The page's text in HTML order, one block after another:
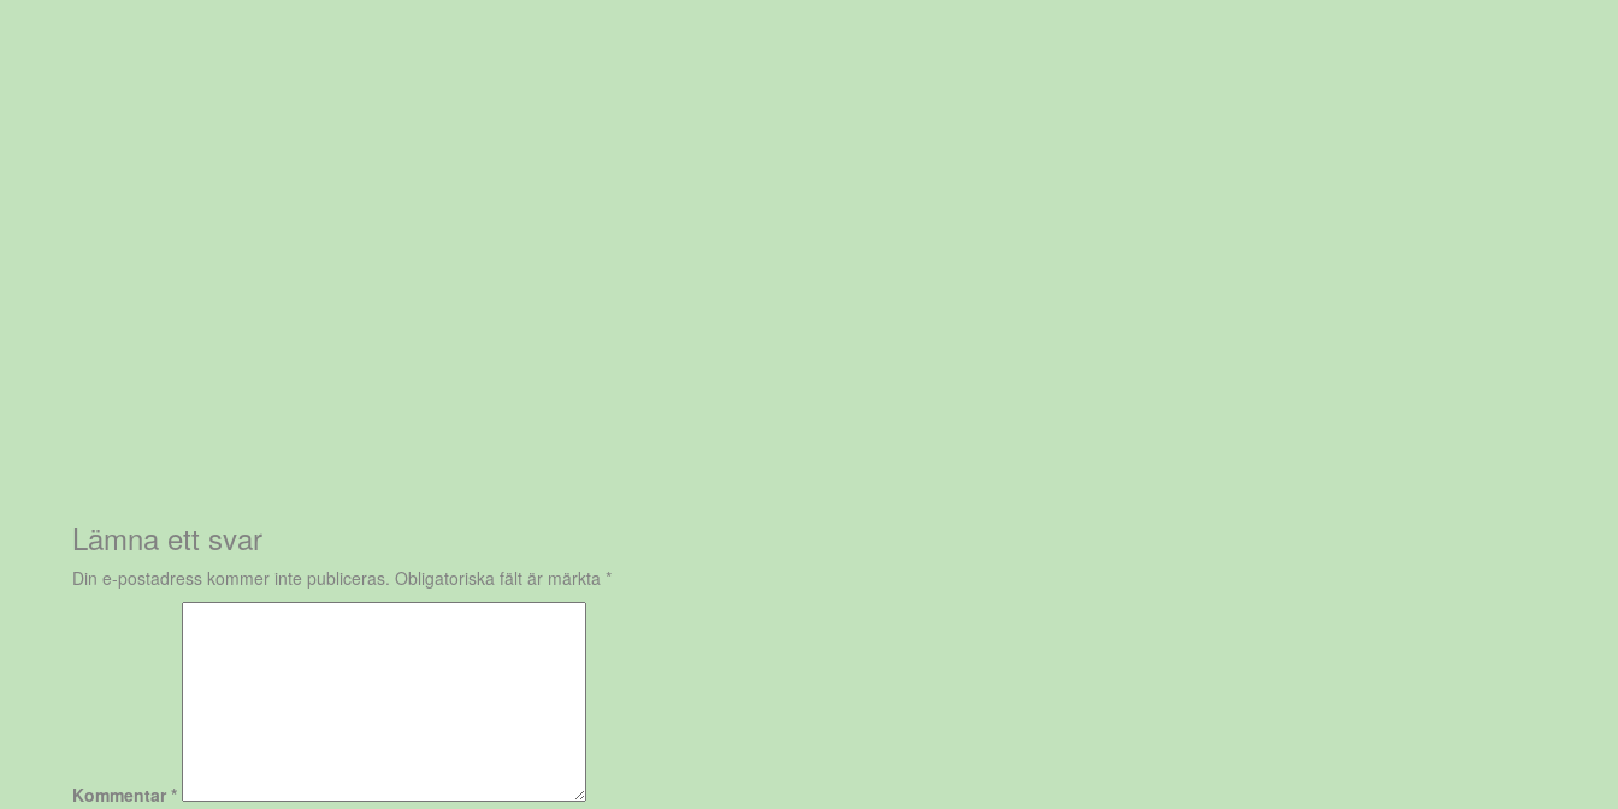
Lämna ett svar
Din e-postadress kommer inte publiceras. Obligatoriska fält är märkta *
Kommentar *